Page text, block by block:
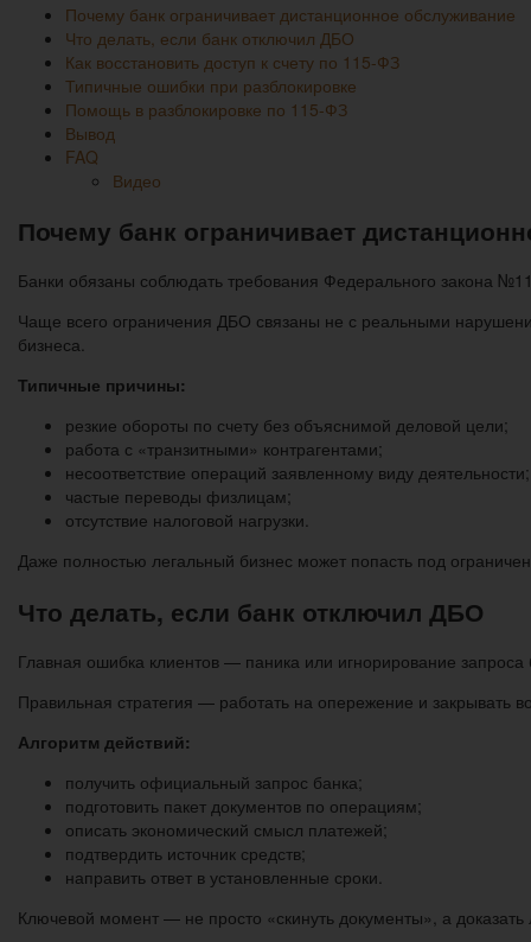
Почему банк ограничивает дистанционное обслуживание
Что делать, если банк отключил ДБО
Как восстановить доступ к счету по 115-ФЗ
Типичные ошибки при разблокировке
Помощь в разблокировке по 115-ФЗ
Вывод
FAQ
Видео
Почему банк ограничивает
Банки обязаны соблюдать требования Федерального закона
Чаще всего ограничения ДБО связаны не с реальными
бизнеса.
Типичные причины:
резкие обороты по счету без объяснимой деловой цели;
работа с «транзитными» контрагентами;
несоответствие операций заявленному виду деятельности;
частые переводы физлицам;
отсутствие налоговой нагрузки.
Даже полностью легальный бизнес может попасть под
Что делать, если банк отключил ДБО
Главная ошибка клиентов — паника или игнорирование
Правильная стратегия — работать на опережение и закрывать
Алгоритм действий:
получить официальный запрос банка;
подготовить пакет документов по операциям;
описать экономический смысл платежей;
подтвердить источник средств;
направить ответ в установленные сроки.
Ключевой момент — не просто «скинуть документы», а доказать